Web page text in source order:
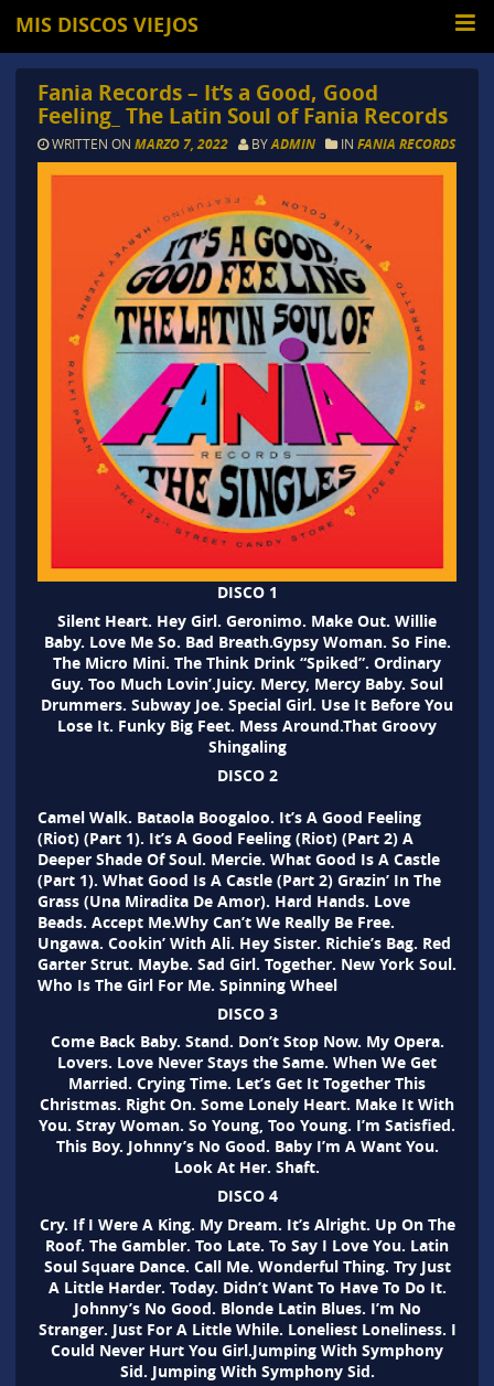
MIS DISCOS VIEJOS
Fania Records – It’s a Good, Good
Feeling_ The Latin Soul of Fania Records
WRITTEN ON MARZO 7, 2022 BYADMIN IN FANIA RECORDS
DISCO 1
Silent Heart. Hey Girl. Geronimo. Make Out. Willie
Baby. Love Me So. Bad Breath.Gypsy Woman. So Fine.
The Micro Mini. The Think Drink “Spiked”. Ordinary
Guy. Too Much Lovin’.Juicy. Mercy, Mercy Baby. Soul
Drummers. Subway Joe. Special Girl. Use It Before You
Lose It. Funky Big Feet. Mess Around.That Groovy
Shingaling
DISCO 2
Camel Walk. Bataola Boogaloo. It’s A Good Feeling
(Riot) (Part 1). It’s A Good Feeling (Riot) (Part 2) A
Deeper Shade Of Soul. Mercie. What Good Is A Castle
(Part 1). What Good Is A Castle (Part 2) Grazin’ In The
Grass (Una Miradita De Amor). Hard Hands. Love
Beads. Accept Me.Why Can’t We Really Be Free.
Ungawa. Cookin’ With Ali. Hey Sister. Richie’s Bag. Red
Garter Strut. Maybe. Sad Girl. Together. New York Soul.
Who Is The Girl For Me. Spinning Wheel
DISCO 3
Come Back Baby. Stand. Don’t Stop Now. My Opera.
Lovers. Love Never Stays the Same. When We Get
Married. Crying Time. Let’s Get It Together This
Christmas. Right On. Some Lonely Heart. Make It With
You. Stray Woman. So Young, Too Young. I’m Satisfied.
This Boy. Johnny’s No Good. Baby I’m A Want You.
Look At Her. Shaft.
DISCO 4
Cry. If I Were A King. My Dream. It’s Alright. Up On The
Roof. The Gambler. Too Late. To Say I Love You. Latin
Soul Square Dance. Call Me. Wonderful Thing. Try Just
A Little Harder. Today. Didn’t Want To Have To Do It.
Johnny’s No Good. Blonde Latin Blues. I’m No
Stranger. Just For A Little While. Loneliest Loneliness. I
Could Never Hurt You Girl.Jumping With Symphony
Sid. Jumping With Symphony Sid.